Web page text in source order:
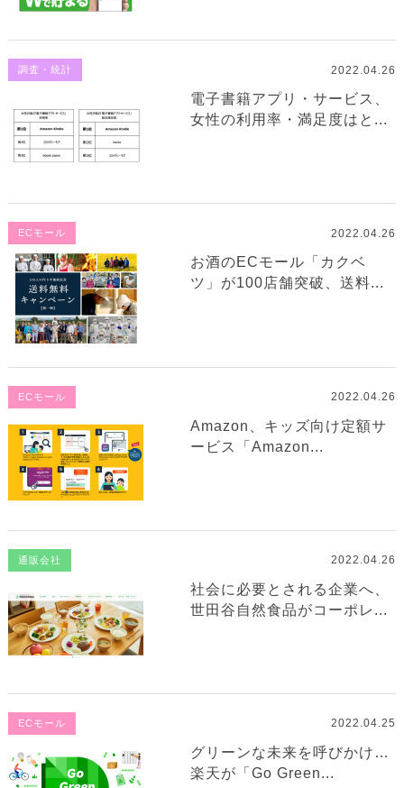
調査・統計 2022.04.26
電子書籍アプリ・サービス、
女性の利用率・満足度はと...
ECモール 2022.04.26
お酒のECモール「カクベ
ツ」が100店舗突破、送料...
ECモール 2022.04.26
Amazon、キッズ向け定額サ
ービス「Amazon...
通販会社 2022.04.26
社会に必要とされる企業へ、
世田谷自然食品がコーポレ...
ECモール 2022.04.25
グリーンな未来を呼びかけ…
楽天が「Go Green...